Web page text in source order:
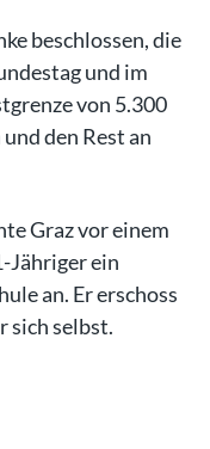
beschlossen, die
und im
von 5.300
den Rest an
Graz vor einem
Jähriger ein
an. Er erschoss
sich selbst.